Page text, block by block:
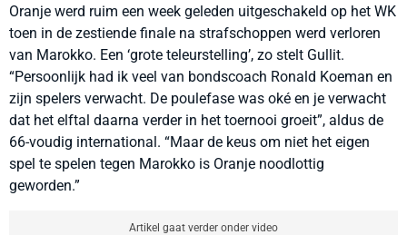
Oranje werd ruim een week geleden uitgeschakeld op het WK
toen in de zestiende finale na strafschoppen werd verloren
van Marokko. Een ‘grote teleurstelling’, zo stelt Gullit.
“Persoonlijk had ik veel van bondscoach Ronald Koeman en
zijn spelers verwacht. De poulefase was oké en je verwacht
dat het elftal daarna verder in het toernooi groeit”, aldus de
66-voudig international. “Maar de keus om niet het eigen
spel te spelen tegen Marokko is Oranje noodlottig
geworden.”
Artikel gaat verder onder video